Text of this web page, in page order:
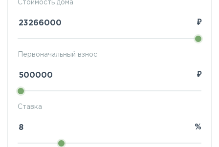
Стоимость дома
₽
Ставка
%
Первоначальный взнос
₽